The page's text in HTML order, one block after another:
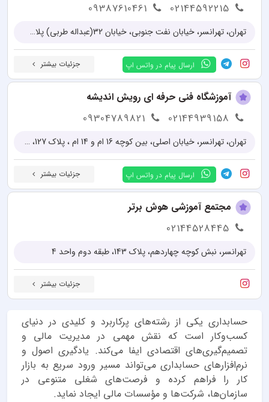
02144592215
09387610461
تهران، تهرانسر، خیابان نفت جنوبی، خیابان 32(عبداله طربی) پلاک 54، واحد1
ارسال پیام در واتس اپ جزئیات بیشتر
آموزشگاه فنی حرفه ای رویش اندیشه
02144939158
09304789821
تهران، تهرانسر، خیابان اصلی، بین کوچه 16 ام و 14 ام ، پلاک 127، طبقه دوم
ارسال پیام در واتس اپ جزئیات بیشتر
مجتمع آموزشی هوش برتر
02144528445
تهرانسر، نبش کوچه چهاردهم، پلاک 143، طبقه دوم واحد 4
جزئیات بیشتر
حسابداری یکی از رشته‌های پرکاربرد و کلیدی در دنیای
کسب‌وکار است که نقش مهمی در مدیریت مالی و
تصمیم‌گیری‌های اقتصادی ایفا می‌کند. یادگیری اصول و
نرم‌افزارهای حسابداری می‌تواند مسیر ورود سریع به بازار
کار را فراهم کرده و فرصت‌های شغلی متنوعی در
سازمان‌ها، شرکت‌ها و مؤسسات مالی ایجاد نماید.